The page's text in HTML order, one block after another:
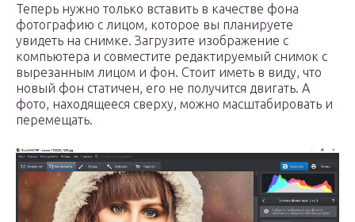
Теперь нужно только вставить в качестве фона
фотографию с лицом, которое вы планируете
увидеть на снимке. Загрузите изображение с
компьютера и совместите редактируемый снимок с
вырезанным лицом и фон. Стоит иметь в виду, что
новый фон статичен, его не получится двигать. А
фото, находящееся сверху, можно масштабировать и
перемещать.